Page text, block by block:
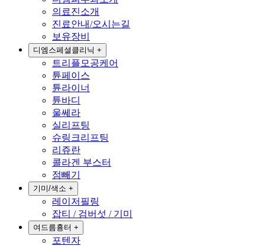
의료진소개
진료안내/오시는길
보유장비
디엠스페셜클리닉 +
트리플모공케어
튠페이스
튠라이너
튠바디
울쎄라
실리프팅
슈링크리프팅
리쥬란
콜라겐 부스터
점빼기
기미/색소 +
레이저필링
잡티 / 검버섯 / 기미
여드름흉터 +
포텐자